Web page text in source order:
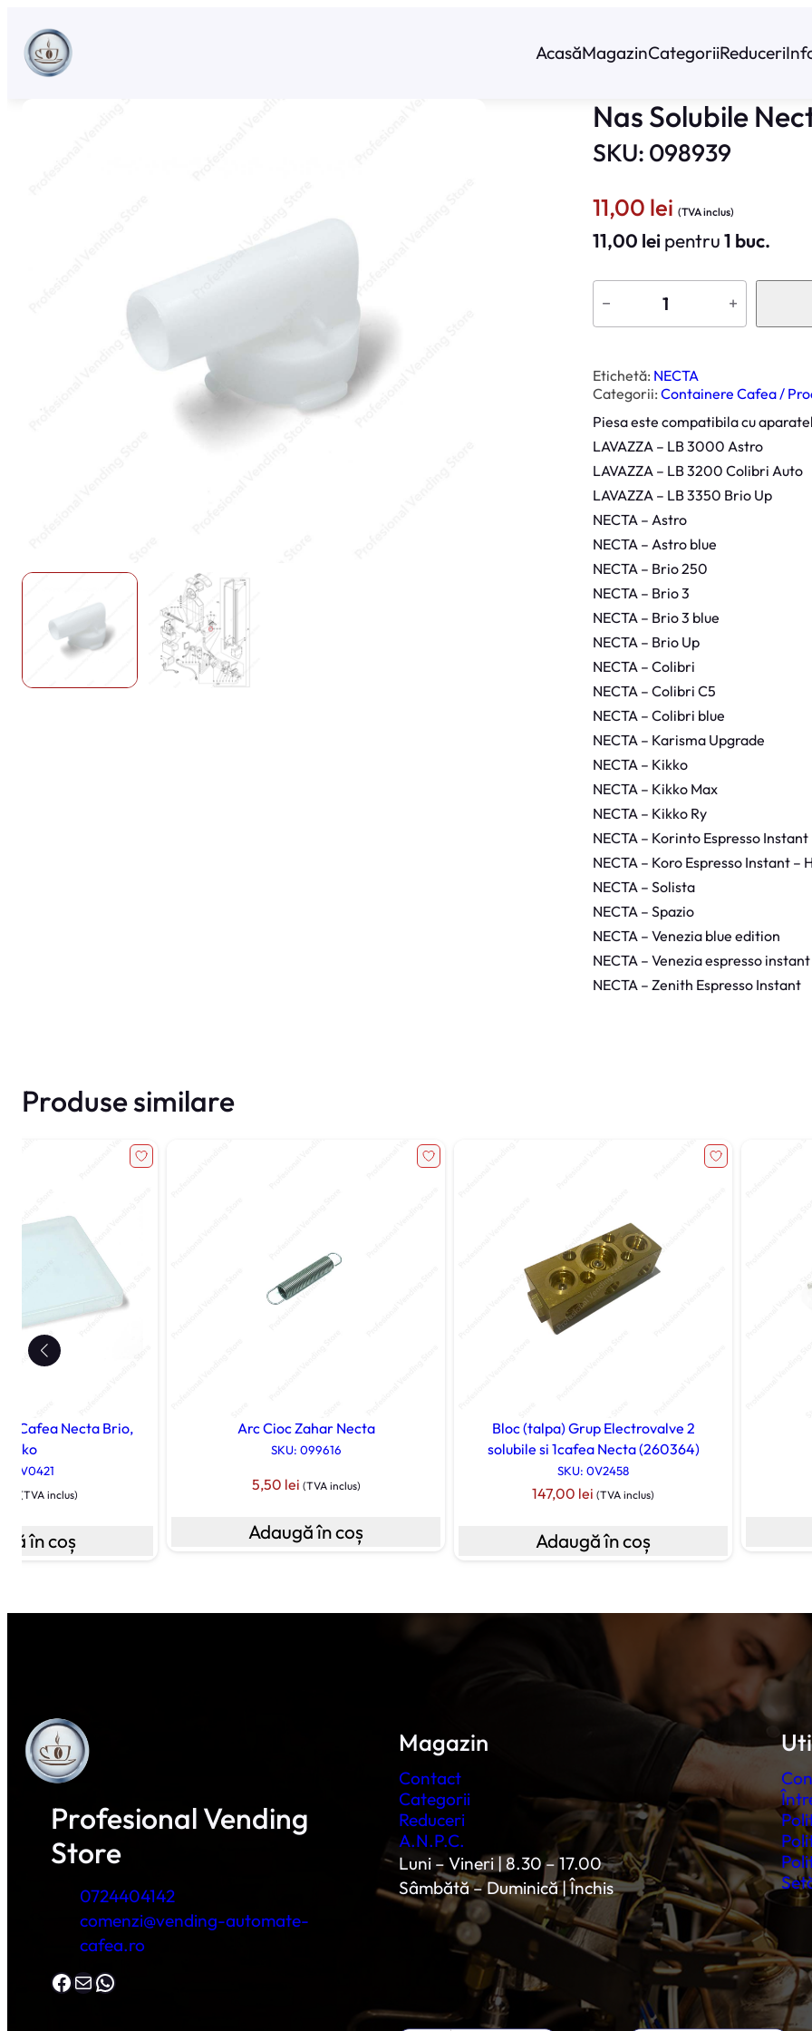
conținut
AcasăMagazinCategoriiReduceri
Nas Solubile
SKU: 098939
11,00 lei (TVA inclus)
11,00 lei pentru1 buc.
C
t
t
e
N
s
o
l
u
b
i
l
e
N
e
c
t
a
− +
Etichetă: NECTA
Categorii: Containere Cafea /
Piesa este compatibila cu
LAVAZZA – LB 3000 Astro
LAVAZZA – LB 3200 Colibri Auto
LAVAZZA – LB 3350 Brio Up
NECTA – Astro
NECTA – Astro blue
NECTA – Brio 250
NECTA – Brio 3
NECTA – Brio 3 blue
NECTA – Brio Up
NECTA – Colibri
NECTA – Colibri C5
NECTA – Colibri blue
NECTA – Karisma Upgrade
NECTA – Kikko
NECTA – Kikko Max
NECTA – Kikko Ry
NECTA – Korinto Espresso Instant
NECTA – Koro Espresso Instant –
NECTA – Solista
NECTA – Spazio
NECTA – Venezia blue edition
NECTA – Venezia espresso instant
NECTA – Zenith Espresso Instant
Produse similare
Cafea Necta Brio,
Kikko
0V0421
(TVA inclus)
în coș
Arc Cioc Zahar Necta
SKU: 099616
5,50 lei (TVA inclus)
Adaugă în coș
Bloc (talpa) Grup Electrovalve 2
solubile si 1cafea Necta (260364)
SKU: 0V2458
147,00 lei (TVA inclus)
Adaugă în coș
Profesional Vending
Store
0724404142
comenzi@vending-automate-
cafea.ro
Facebook Mail WhatsApp
Magazin
Contact
Categorii
Reduceri
A.N.P.C.
Luni – Vineri | 8.30 – 17.00
Sâmbătă – Duminică | Închis